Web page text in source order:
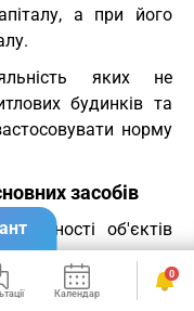
а при його
яких не
будинків та
норму
засобів
об'єктів
до складу витрат
балансі суми зносу
Календар Сервіси
0